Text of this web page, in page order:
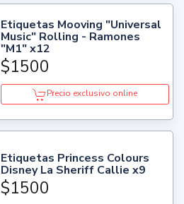
Etiquetas Mooving "Universal
Music" Rolling - Ramones
"M1" x12
$1500
Precio exclusivo online
Etiquetas Princess Colours
Disney La Sheriff Callie x9
$1500